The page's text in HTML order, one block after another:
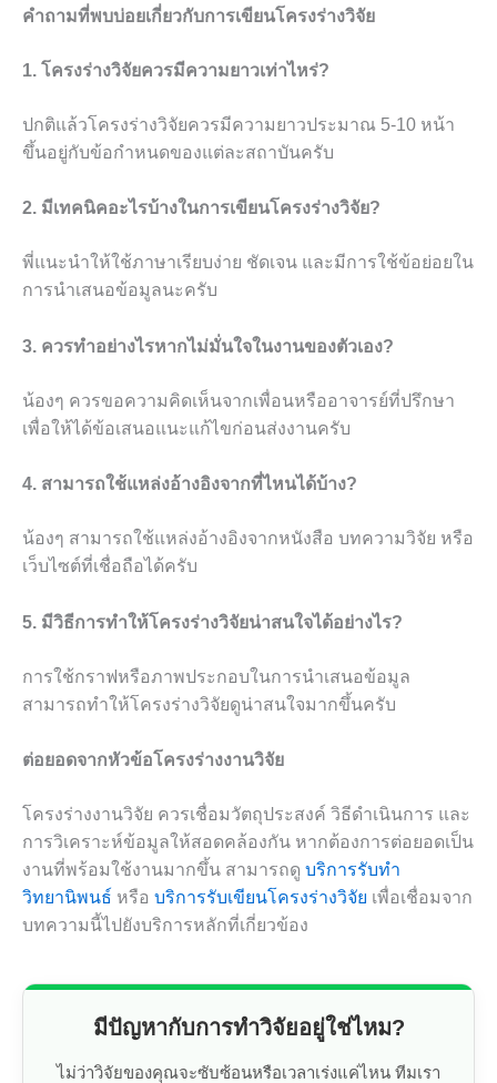
คำถามที่พบบ่อยเกี่ยวกับการเขียนโครงร่างวิจัย
1. โครงร่างวิจัยควรมีความยาวเท่าไหร่?
ปกติแล้วโครงร่างวิจัยควรมีความยาวประมาณ 5-10 หน้า
ขึ้นอยู่กับข้อกำหนดของแต่ละสถาบันครับ
2. มีเทคนิคอะไรบ้างในการเขียนโครงร่างวิจัย?
พี่แนะนำให้ใช้ภาษาเรียบง่าย ชัดเจน และมีการใช้ข้อย่อยใน
การนำเสนอข้อมูลนะครับ
3. ควรทำอย่างไรหากไม่มั่นใจในงานของตัวเอง?
น้องๆ ควรขอความคิดเห็นจากเพื่อนหรืออาจารย์ที่ปรึกษา
เพื่อให้ได้ข้อเสนอแนะแก้ไขก่อนส่งงานครับ
4. สามารถใช้แหล่งอ้างอิงจากที่ไหนได้บ้าง?
น้องๆ สามารถใช้แหล่งอ้างอิงจากหนังสือ บทความวิจัย หรือ
เว็บไซต์ที่เชื่อถือได้ครับ
5. มีวิธีการทำให้โครงร่างวิจัยน่าสนใจได้อย่างไร?
การใช้กราฟหรือภาพประกอบในการนำเสนอข้อมูล
สามารถทำให้โครงร่างวิจัยดูน่าสนใจมากขึ้นครับ
ต่อยอดจากหัวข้อโครงร่างงานวิจัย
โครงร่างงานวิจัย ควรเชื่อมวัตถุประสงค์ วิธีดำเนินการ และ
การวิเคราะห์ข้อมูลให้สอดคล้องกัน หากต้องการต่อยอดเป็น
งานที่พร้อมใช้งานมากขึ้น สามารถดู บริการรับทำ
วิทยานิพนธ์ หรือ บริการรับเขียนโครงร่างวิจัย เพื่อเชื่อมจาก
บทความนี้ไปยังบริการหลักที่เกี่ยวข้อง
มีปัญหากับการทำวิจัยอยู่ใช่ไหม?
ไม่ว่าวิจัยของคุณจะซับซ้อนหรือเวลาเร่งแค่ไหน ทีมเรา